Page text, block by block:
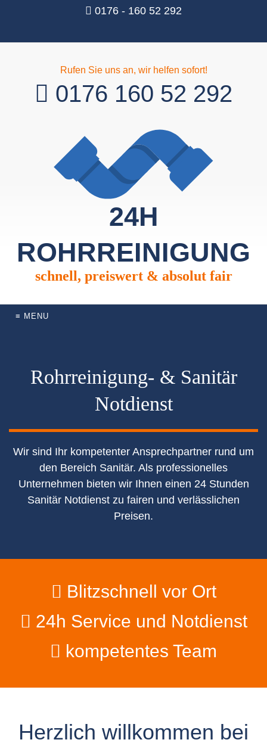
0176 - 160 52 292
Rufen Sie uns an, wir helfen sofort!
0176 160 52 292
24H
ROHRREINIGUNG
schnell, preiswert & absolut fair
≡ MENU
Rohrreinigung- & Sanitär
Notdienst
Wir sind Ihr kompetenter Ansprechpartner rund um
den Bereich Sanitär. Als professionelles
Unternehmen bieten wir Ihnen einen 24 Stunden
Sanitär Notdienst zu fairen und verlässlichen
Preisen.
Blitzschnell vor Ort
24h Service und Notdienst
kompetentes Team
Herzlich willkommen bei